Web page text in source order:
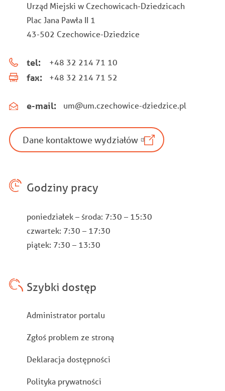
Urząd Miejski w Czechowicach-Dziedzicach
Plac Jana Pawła II 1
43-502 Czechowice-Dziedzice
tel: +48 32 214 71 10
fax: +48 32 214 71 52
e-mail: um@um.czechowice-dziedzice.pl
Dane kontaktowe wydziałów
Godziny pracy
poniedziałek – środa: 7:30 – 15:30
czwartek: 7:30 – 17:30
piątek: 7:30 – 13:30
Szybki dostęp
Stopka
Administrator portalu
Zgłoś problem ze stroną
Deklaracja dostępności
Polityka prywatności